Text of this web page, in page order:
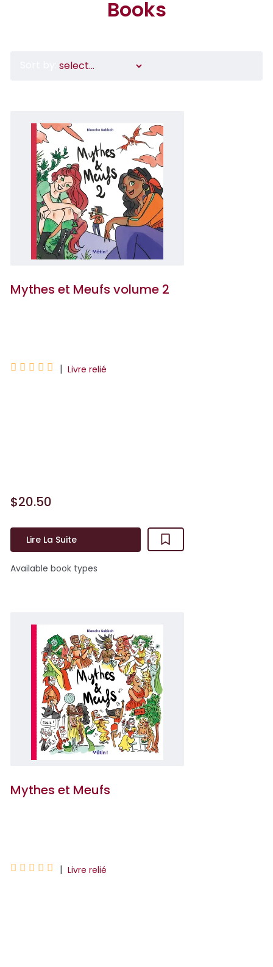
Books
Mythes et Meufs volume 2
     | Livre relié
$20.50
Lire La Suite
Available book types
Mythes et Meufs
     | Livre relié